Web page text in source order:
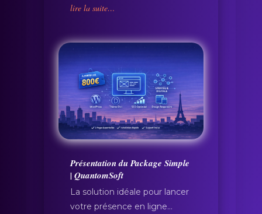
lire la suite…
Présentation du Package Simple
| QuantomSoft
La solution idéale pour lancer
votre présence en ligne…